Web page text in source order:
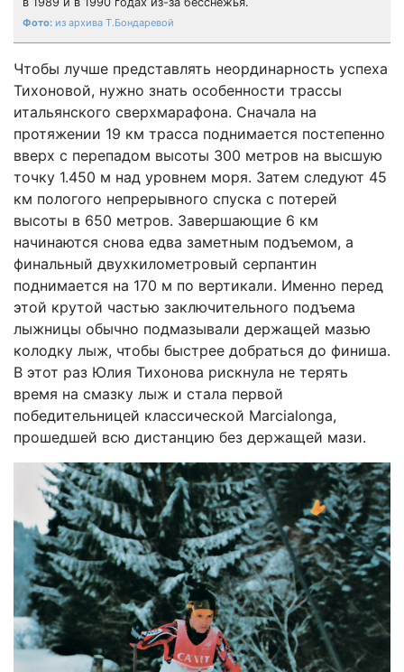
из архива Т.Бондаревой
Чтобы лучше представлять неординарность успеха
Тихоновой, нужно знать особенности трассы
итальянского сверхмарафона. Сначала на
протяжении 19 км трасса поднимается постепенно
вверх с перепадом высоты 300 метров на высшую
точку 1.450 м над уровнем моря. Затем следуют 45
км пологого непрерывного спуска с потерей
высоты в 650 метров. Завершающие 6 км
начинаются снова едва заметным подъемом, а
финальный двухкилометровый серпантин
поднимается на 170 м по вертикали. Именно перед
этой крутой частью заключительного подъема
лыжницы обычно подмазывали держащей мазью
колодку лыж, чтобы быстрее добраться до финиша.
В этот раз Юлия Тихонова рискнула не терять
время на смазку лыж и стала первой
победительницей классической Marcialonga,
прошедшей всю дис­тан­цию без держащей мази.